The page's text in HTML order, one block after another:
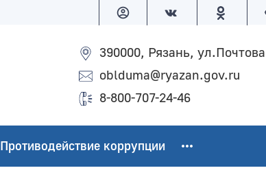
390000, Рязань,
oblduma@ryazan.gov.ru
8-800-707-24-46
Противодействие коррупции